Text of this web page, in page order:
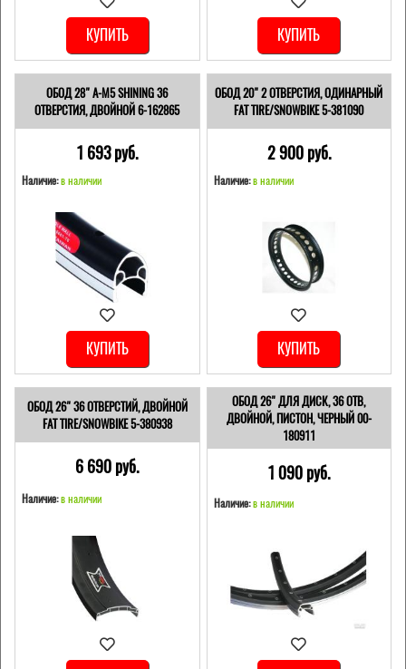
КУПИТЬ КУПИТЬ
ОБОД 28" A-M5 SHINING 36
ОТВЕРСТИЯ, ДВОЙНОЙ 6-162865
1 693 pуб.
Наличие:в наличии
КУПИТЬ
ОБОД 20" 2 ОТВЕРСТИЯ, ОДИНАРНЫЙ
FAT TIRE/SNOWBIKE 5-381090
2 900 pуб.
Наличие: в наличии
КУПИТЬ
ОБОД 26" 36 ОТВЕРСТИЙ, ДВОЙНОЙ
FAT TIRE/SNOWBIKE 5-380938
6 690 pуб.
Наличие:в наличии
ОБОД 26" ДЛЯ ДИСК, 36 ОТВ,
ДВОЙНОЙ, ПИСТОН, ЧЕРНЫЙ 00-
180911
1 090 pуб.
Наличие: в наличии